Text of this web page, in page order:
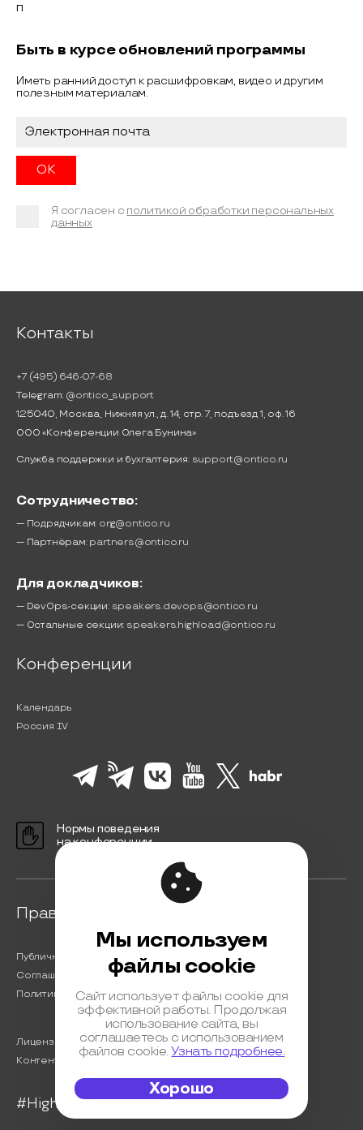
Быть в курсе обновлений программы
Иметь ранний доступ к расшифровкам, видео и другим
полезным материалам.
Я согласен с политикой обработки персональных
данных
Контакты
+7 (495) 646-07-68
Telegram: @ontico_support
125040, Москва, Нижняя ул., д. 14, стр. 7, подъезд 1, оф. 16
ООО «Конференции Олега Бунина»
Служба поддержки и бухгалтерия: support@ontico.ru
Сотрудничество:
— Подрядчикам: org@ontico.ru
— Партнёрам: partners@ontico.ru
Для докладчиков:
— DevOps-секции: speakers.devops@ontico.ru
— Остальные секции: speakers.highload@ontico.ru
Конференции
Календарь
Россия IV
Нормы поведения
на конференции
Правовая информация
Публичная оферта
Соглашение на обработку персональных данных
Политика обработки персональных данных
Лицензионный договор с Автором
Контентная политика конференции
#HighLoad2023
Мы используем
файлы cookie
Сайт использует файлы cookie для
эффективной работы. Продолжая
использование сайта, вы
соглашаетесь с использованием
файлов cookie.Узнать подробнее.
Хорошо